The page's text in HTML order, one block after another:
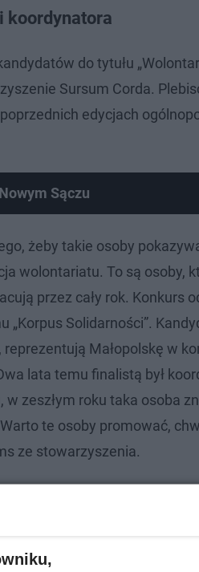
koordynatora
do tytułu
Sursum Corda.
edycjach
Sączu
żeby takie osoby
wolontariatu. To są osoby,
przez cały rok. Konkurs
„Korpus Solidarności”.
Małopolskę w
lata temu finalistą był
w zeszłym roku taka osoba
te osoby promować,
ze stowarzyszenia.
szczepienie lisów.